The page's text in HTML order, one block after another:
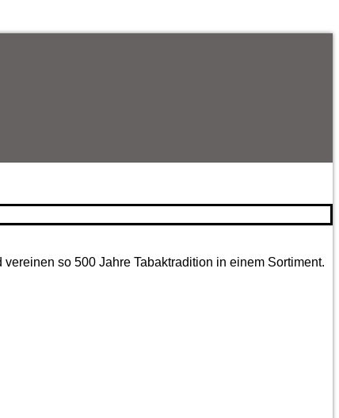
so 500 Jahre Tabaktradition in einem Sortiment.